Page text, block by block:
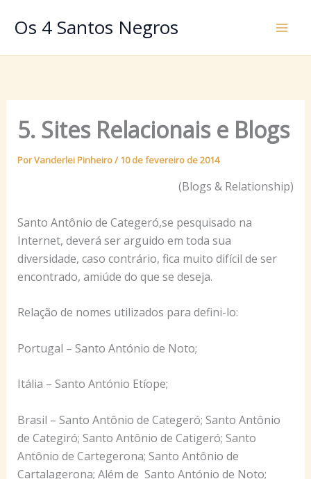
paraOs 4 Santos Negros
5. Sites Relacionais e Blogs
PorVanderlei Pinheiro/ 10 de fevereiro de 2014
(Blogs & Relationship)
Santo Antônio de Categeró,se pesquisado na
Internet, deverá ser arguido em toda sua
diversidade, caso contrário, fica muito difícil de ser
encontrado, amiúde do que se deseja.
Relação de nomes utilizados para defini-lo:
Portugal – Santo António de Noto;
Itália – Santo António Etíope;
Brasil – Santo Antônio de Categeró; Santo Antônio
de Categiró; Santo Antônio de Catigeró; Santo
Antônio de Cartegerona; Santo Antônio de
Cartalagerona; Além de Santo António de Noto;